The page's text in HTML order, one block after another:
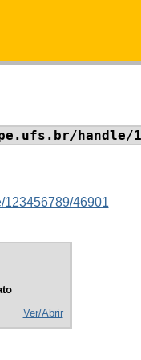
handle/
123456789/46901
Ver/Abrir